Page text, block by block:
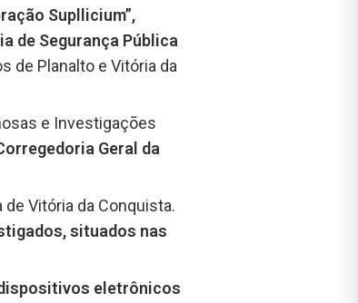
Supllicium”,
de Segurança Pública
de Planalto e Vitória da
e Investigações
Geral da
Vitória da Conquista.
situados nas
eletrônicos